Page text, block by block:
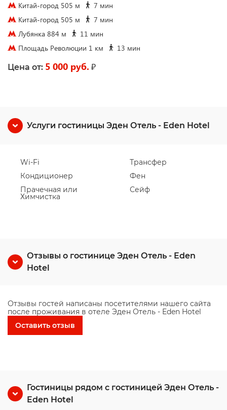
Китай-город 505 м
7 мин
Китай-город 505 м
7 мин
Лубянка 884 м
11 мин
Площадь Революции 1 км
13 мин
Цена от: 5 000 руб. ₽
Услуги гостиницы Эден Отель - Eden Hotel
Wi-Fi
Кондиционер
Прачечная или
Химчистка
Трансфер
Фен
Сейф
Отзывы о гостинице Эден Отель - Eden
Hotel
Отзывы гостей написаны посетителями нашего сайта
после проживания в отеле Эден Отель - Eden Hotel
Оставить отзыв
Гостиницы рядом с гостиницей Эден Отель -
Eden Hotel